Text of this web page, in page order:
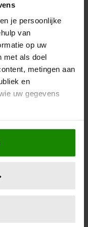
je persoonlijke
van
op uw
met als doel
metingen aan
en
uw gegevens
geografische
kan zijn
(fingerprinting)
IN
van